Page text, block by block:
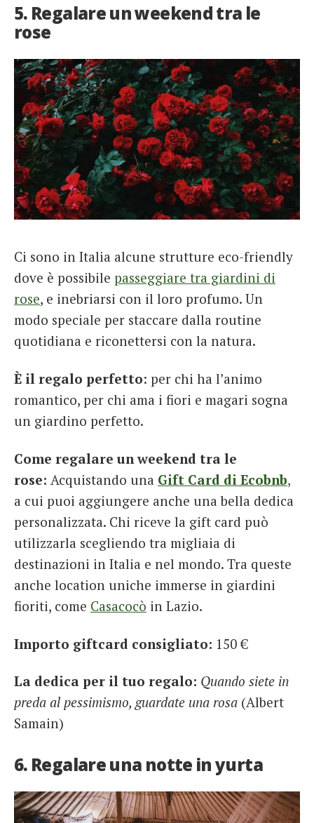
5. Regalare un weekend tra le
rose
Ci sono in Italia alcune strutture eco-friendly
dove è possibile passeggiare tra giardini di
rose, e inebriarsi con il loro profumo. Un
modo speciale per staccare dalla routine
quotidiana e riconettersi con la natura.
È il regalo perfetto: per chi ha l’animo
romantico, per chi ama i fiori e magari sogna
un giardino perfetto.
Come regalare un weekend tra le
rose: Acquistando una Gift Card di Ecobnb,
a cui puoi aggiungere anche una bella dedica
personalizzata. Chi riceve la gift card può
utilizzarla scegliendo tra migliaia di
destinazioni in Italia e nel mondo. Tra queste
anche location uniche immerse in giardini
fioriti, come Casacocò in Lazio.
Importo giftcard consigliato: 150 €
La dedica per il tuo regalo: Quando siete in
preda al pessimismo, guardate una rosa (Albert
Samain)
6. Regalare una notte in yurta